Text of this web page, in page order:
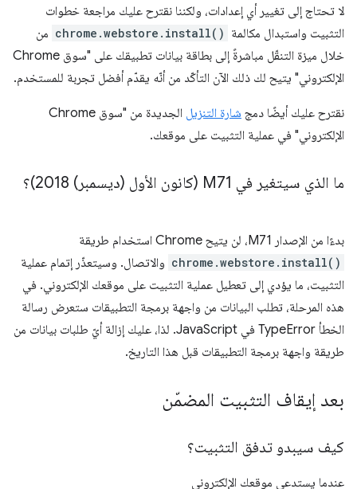
لا تحتاج إلى تغيير أي إعدادات، ولكننا نقترح عليك مراجعة خطوات
التثبيت واستبدال مكالمة chrome.webstore.install() من
خلال ميزة التنقّل مباشرةً إلى بطاقة بيانات تطبيقك على "سوق Chrome
الإلكتروني" يتيح لك ذلك الآن التأكّد من أنّه يقدّم أفضل تجربة للمستخدم.
نقترح عليك أيضًا دمج شارة التنزيل
الجديدة من "سوق Chrome
الإلكتروني" في عملية التثبيت على موقعك.
ما الذي سيتغير في M71 (كانون الأول (ديسمبر) 2018)؟
بدءًا من الإصدار M71، لن يتيح Chrome استخدام طريقة
chrome.webstore.install() والاتصال. وسيتعذّر إتمام عملية
التثبيت، ما يؤدي إلى تعطيل عملية التثبيت على موقعك الإلكتروني. في
هذه المرحلة، تطلب البيانات من واجهة برمجة التطبيقات ستعرض رسالة
الخطأ TypeError في JavaScript. لذا، عليك إزالة أيّ طلبات بيانات من
طريقة واجهة برمجة التطبيقات قبل هذا التاريخ.
بعد إيقاف التثبيت المضمّن
كيف سيبدو تدفق التثبيت؟
عندما يستدعي موقعك الإلكتروني